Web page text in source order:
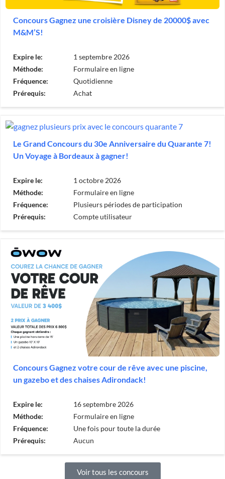
Concours Gagnez une croisière Disney de 20000$ avec
M&M’S!
Expire le:
1 septembre 2026
Méthode:
Formulaire en ligne
Fréquence:
Quotidienne
Prérequis:
Achat
Le Grand Concours du 30e Anniversaire du Quarante 7!
Un Voyage à Bordeaux à gagner!
Expire le:
1 octobre 2026
Méthode:
Formulaire en ligne
Fréquence:
Plusieurs périodes de participation
Prérequis:
Compte utilisateur
Concours Gagnez votre cour de rêve avec une piscine,
un gazebo et des chaises Adirondack!
Expire le:
16 septembre 2026
Méthode:
Formulaire en ligne
Fréquence:
Une fois pour toute la durée
Prérequis:
Aucun
Voir tous les concours